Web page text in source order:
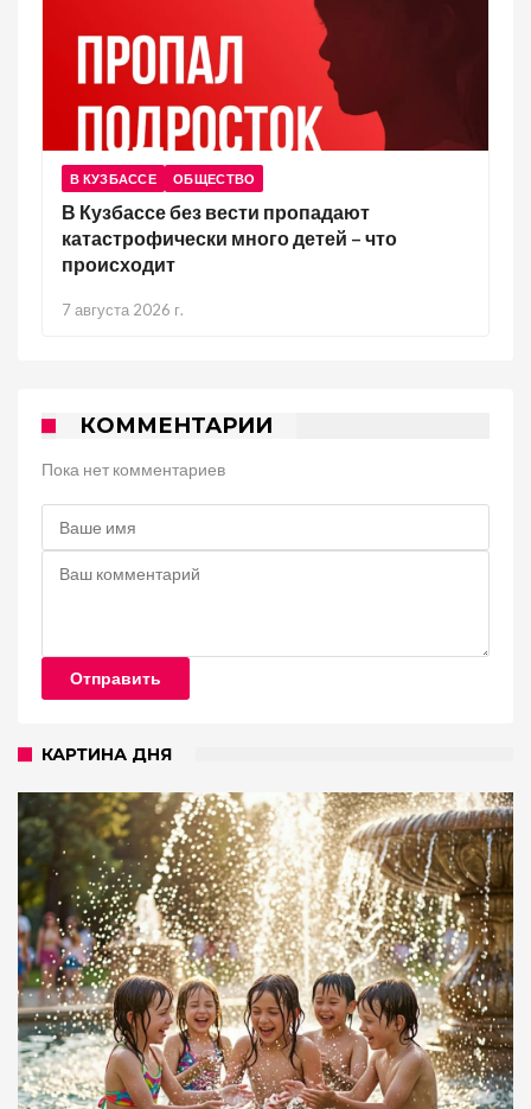
В КУЗБАССЕ ОБЩЕСТВО
В Кузбассе без вести пропадают
катастрофически много детей – что
происходит
7 августа 2026 г.
КОММЕНТАРИИ
Пока нет комментариев
Отправить
КАРТИНА ДНЯ